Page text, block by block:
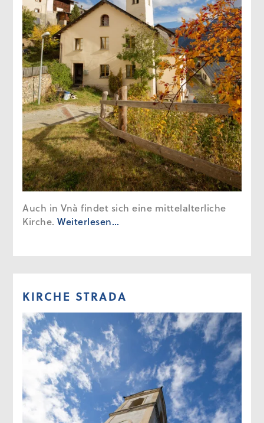
Auch in Vnà findet sich eine mittelalterliche
Kirche.Weiterlesen…
KIRCHE STRADA